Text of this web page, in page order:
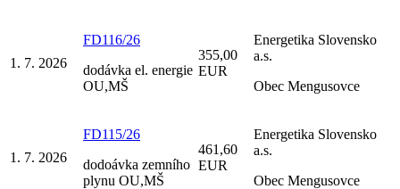
1. 7. 2026
FD116/26
dodávka el. energie
OU,MŠ
355,00
EUR
Energetika Slovensko
a.s.
Obec Mengusovce
1. 7. 2026
FD115/26
dodoávka zemního
plynu OU,MŠ
461,60
EUR
Energetika Slovensko
a.s.
Obec Mengusovce